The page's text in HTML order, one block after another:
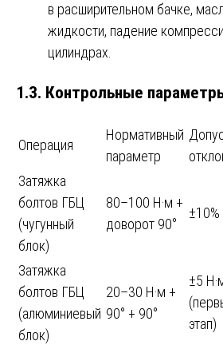
в расширительном бачке,
жидкости, падение
цилиндрах.
1.3. Контрольные
Операция
Нормативный
параметр
Затяжка
болтов ГБЦ
(чугунный
блок)
80–100 Н·м +
доворот 90°
±10%
Затяжка
болтов ГБЦ
(алюминиевый
блок)
20–30 Н·м +
90° + 90°
±5
этап)